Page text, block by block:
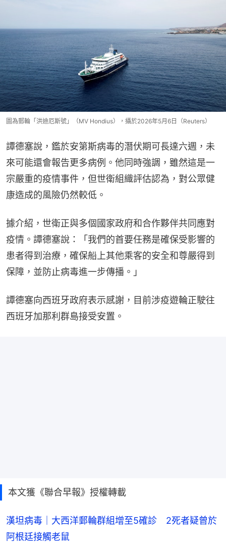
圖為郵輪「洪迪厄斯號」（MV Hondius），攝於2026年5月6日（Reuters）
譚德塞說，鑑於安第斯病毒的潛伏期可長達六週，未
來可能還會報告更多病例。他同時強調，雖然這是一
宗嚴重的疫情事件，但世衛組織評估認為，對公眾健
康造成的風險仍然較低。
據介紹，世衛正與多個國家政府和合作夥伴共同應對
疫情。譚德塞說：「我們的首要任務是確保受影響的
患者得到治療，確保船上其他乘客的安全和尊嚴得到
保障，並防止病毒進一步傳播。」
譚德塞向西班牙政府表示感謝，目前涉疫遊輪正駛往
西班牙加那利群島接受安置。
本文獲《聯合早報》授權轉載
漢坦病毒｜大西洋郵輪群組增至5確診 2死者疑曾於
阿根廷接觸老鼠